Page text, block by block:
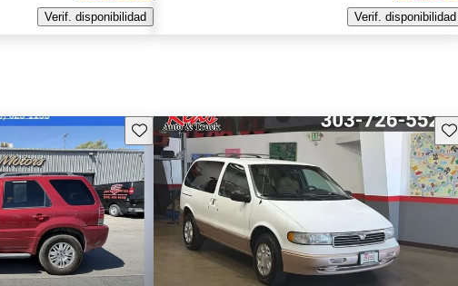
Verif. disponibilidad
Verif. disponibilidad
Guarda este Aviso